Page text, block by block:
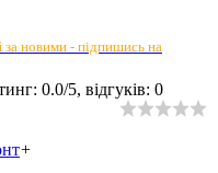
+
за новими - підпишись на
: 0.0/5, відгуків: 0